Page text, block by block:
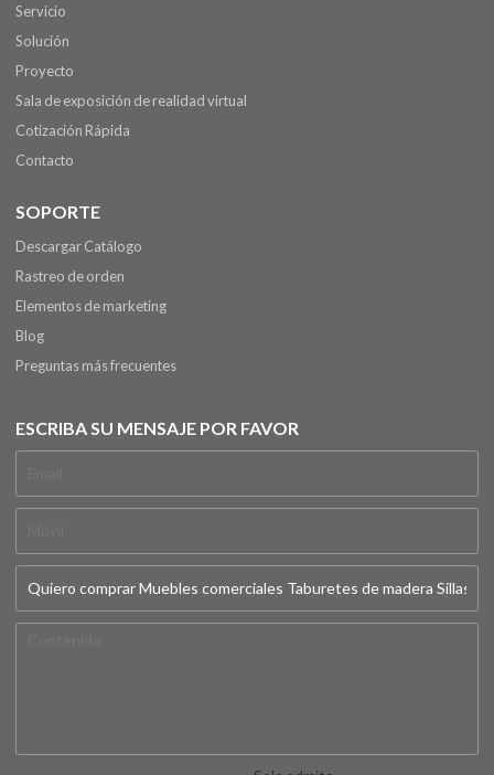
Servicio
Solución
Proyecto
Sala de exposición de realidad virtual
Cotización Rápida
Contacto
SOPORTE
Descargar Catálogo
Rastreo de orden
Elementos de marketing
Blog
Preguntas más frecuentes
ESCRIBA SU MENSAJE POR FAVOR